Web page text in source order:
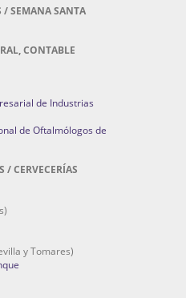
/ SEMANA SANTA
CONTABLE
de Industrias
de Oftalmólogos de
/ CERVECERÍAS
y Tomares)